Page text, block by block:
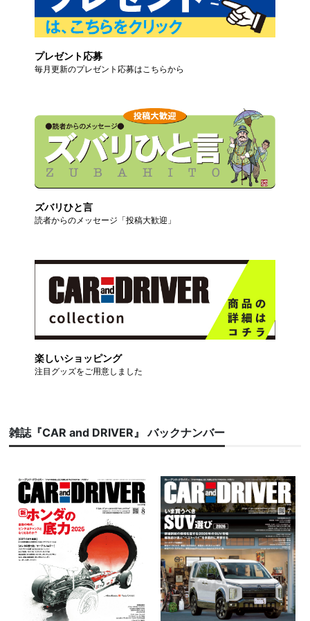
プレゼント応募
毎月更新のプレゼント応募はこちらから
ズバリひと言
読者からのメッセージ「投稿大歓迎」
楽しいショッピング
注目グッズをご用意しました
雑誌『CAR and DRIVER』 バックナンバー